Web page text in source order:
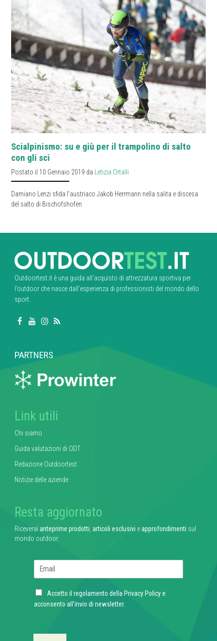
Scialpinismo: su e giù per il trampolino di salto
con gli sci
Postato il 10 Gennaio 2019 da Letizia Ortalli
Damiano Lenzi sfida l’austriaco Jakob Herrmann nella salita e discesa
del salto di Bischofshofen
Outdoortest.it è una guida all’acquisto di attrezzatura sportiva per
l’outdoor che nasce dall’esperienza di professionisti del mondo dello
sport.
PARTNERS
Link utili
Chi siamo
Guida valutazioni di ODT
Redazione Outdoortest
Notizie delle aziende
Resta aggiornato
Riceverai anteprime prodotti articoli esclusivi eapprofondimenti sul
mondo outdoor
l
C
h
Accetto il regolamento della Privacy Policye
acconsento all'invio di newsletter.